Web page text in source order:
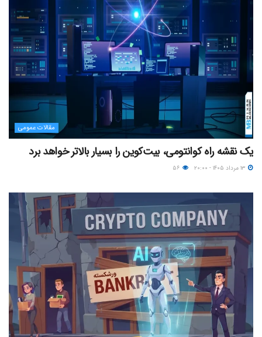
مقالات عمومی
یک نقشه راه کوانتومی، بیت‌کوین را بسیار بالاتر خواهد برد